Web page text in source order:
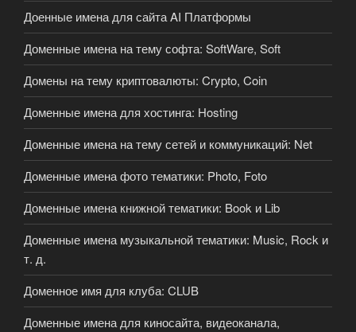
Доенные имена для сайта AI Платформы
Доменные имена на тему софта: SoftWare, Soft
Домены на тему криптовалюты: Crypto, Coin
Доменные имена для хостинга: Hosting
Доменные имена на тему сетей и коммуникаций: Net
Доменные имена фото тематики: Photo, Foto
Доменные имена книжной тематики: Book и Lib
Доменные имена музыкальной тематики: Music, Rock и
т. д.
Доменное имя для клуба: CLUB
Доменные имена для киносайта, видеоканала,